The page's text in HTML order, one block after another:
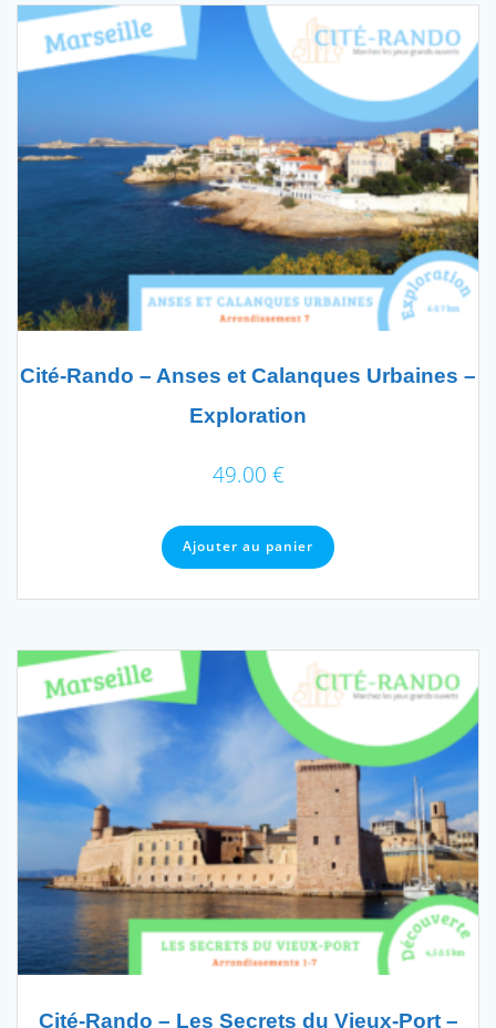
Cité-Rando – Anses et Calanques Urbaines –
Exploration
49.00 €
Ajouter au panier
Cité-Rando – Les Secrets du Vieux-Port –